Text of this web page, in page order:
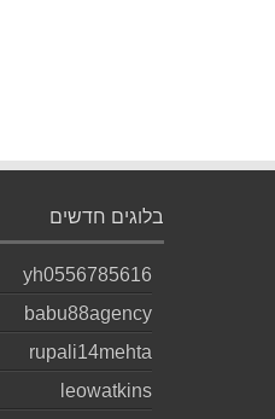
בלוגים חדשים
yh0556785616
babu88agency
rupali14mehta
leowatkins